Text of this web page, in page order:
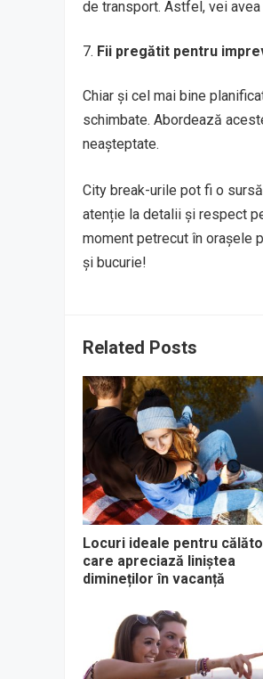
de transport. Astfel, vei
Fii pregătit pentru
Chiar și cel mai bine
schimbate. Abordează
neașteptate.
City break-urile pot fi o
atenție la detalii și respect
moment petrecut în orașele
și bucurie!
Related Posts
Locuri ideale pentru
care apreciază liniștea
dimineților în vacanță